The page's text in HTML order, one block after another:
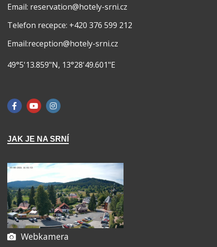
Email: reservation@hotely-srni.cz
Telefon recepce: +420 376 599 212
Email:reception@hotely-srni.cz
49°5'13.859"N, 13°28'49.601"E
JAK JE NA SRNÍ
Webkamera